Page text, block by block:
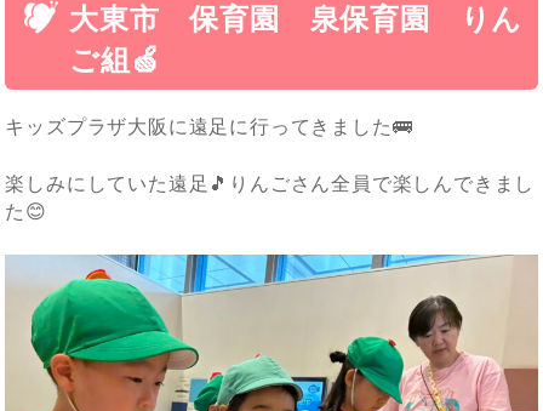
大東市 保育園 泉保育園 りん
ご組🍏
キッズプラザ大阪に遠足に行ってきました🚌
楽しみにしていた遠足🎵りんごさん全員で楽しんできまし
た😊